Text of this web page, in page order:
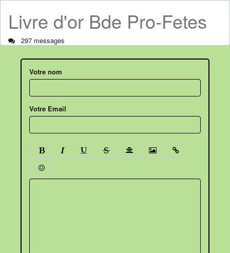
Livre d'or Bde Pro-Fetes
297 messages
Votre nom
Votre Email